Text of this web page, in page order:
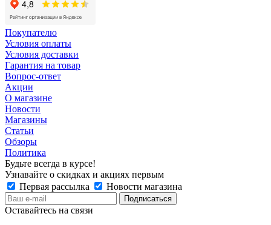
Покупателю
Условия оплаты
Условия доставки
Гарантия на товар
Вопрос-ответ
Акции
О магазине
Новости
Магазины
Статьи
Обзоры
Политика
Будьте всегда в курсе!
Узнавайте о скидках и акциях первым
Первая рассылка
Новости магазина
Оставайтесь на связи